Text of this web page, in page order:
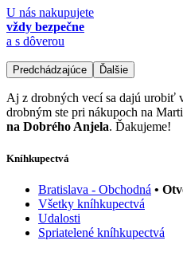
U nás nakupujete
vždy bezpečne
a s dôverou
Predchádzajúce Ďalšie
Aj z drobných vecí sa dajú
drobným ste pri nákupoch na
na Dobrého Anjela. Ďakujeme!
Kníhkupectvá
Bratislava - Obchodná •
Všetky kníhkupectvá
Udalosti
Spriatelené kníhkupectvá